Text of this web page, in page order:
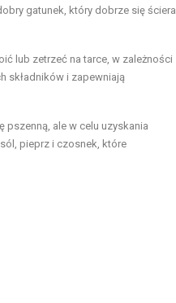
gatunek, który dobrze się ściera
lub zetrzeć na tarce, w zależności
składników i zapewniają
pszenną, ale w celu uzyskania
pieprz i czosnek, które